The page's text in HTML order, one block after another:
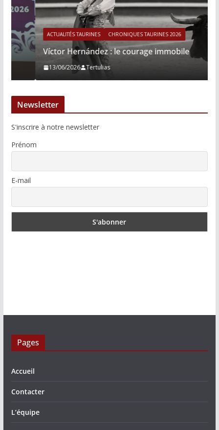
ACTUALITÉS TAURINES CHRONIQUES TAURINES 2026
Víctor Hernández : le courage immobile
13/06/2026 Tertulias
Newsletter
S'inscrire à notre newsletter
Prénom
E-mail
Pages
Accueil
Contacter
L’équipe